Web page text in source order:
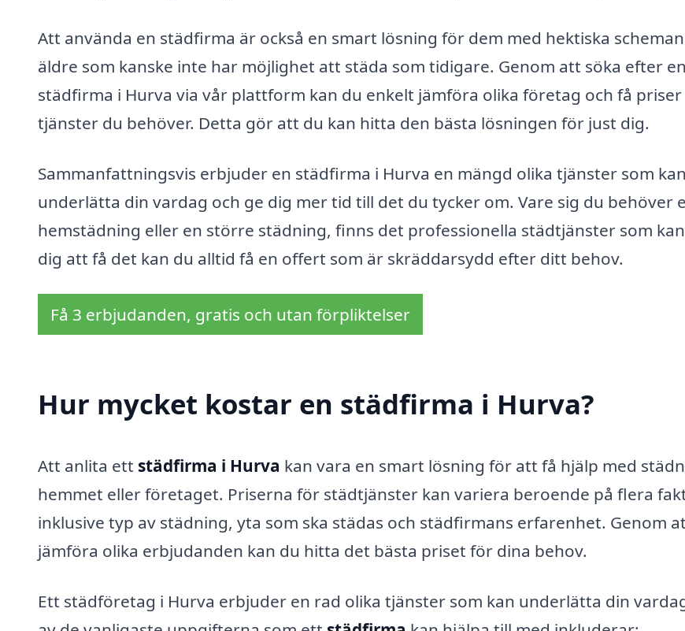
Att använda en städfirma är också en smart lösning för dem med hektiska
äldre som kanske inte har möjlighet att städa som tidigare. Genom att söka efter en
städfirma i Hurva via vår plattform kan du enkelt jämföra olika företag och få
tjänster du behöver. Detta gör att du kan hitta den bästa lösningen för just dig.
Sammanfattningsvis erbjuder en städfirma i Hurva en mängd olika tjänster som kan
underlätta din vardag och ge dig mer tid till det du tycker om. Vare sig du behöver
hemstädning eller en större städning, finns det professionella städtjänster som
dig att få det kan du alltid få en offert som är skräddarsydd efter ditt behov.
Få 3 erbjudanden, gratis och utan förpliktelser
Hur mycket kostar en städfirma i Hurva?
Att anlita ett städfirma i Hurva kan vara en smart lösning för att få hjälp med
hemmet eller företaget. Priserna för städtjänster kan variera beroende på flera
inklusive typ av städning, yta som ska städas och städfirmans erfarenhet. Genom
jämföra olika erbjudanden kan du hitta det bästa priset för dina behov.
Ett städföretag i Hurva erbjuder en rad olika tjänster som kan underlätta din